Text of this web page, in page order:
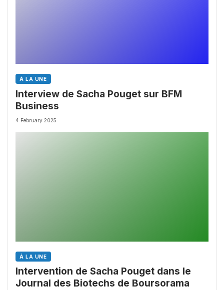
À LA UNE
Interview de Sacha Pouget sur BFM
Business
4 February 2025
À LA UNE
Intervention de Sacha Pouget dans le
Journal des Biotechs de Boursorama